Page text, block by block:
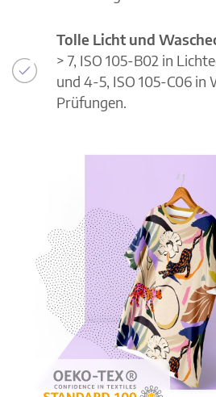
Tolle Licht und
> 7, ISO 105-B02 in
und 4-5, ISO 105-C06 in
Prüfungen.